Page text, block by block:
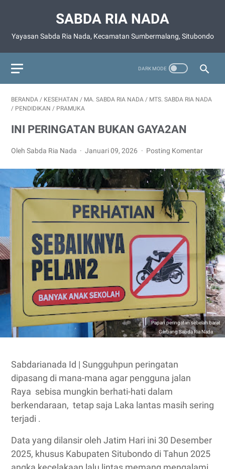
SABDA RIA NADA
Yayasan Sabda Ria Nada, Kecamatan Sumbermalang, Situbondo
BERANDA / KESEHATAN / MA. SABDA RIA NADA / MTS. SABDA RIA NADA
/ PENDIDIKAN / PRAMUKA
INI PERINGATAN BUKAN GAYA2AN
Oleh Sabda Ria Nada Januari 09, 2026 Posting Komentar
Papan peringatan sebelah barat
Gerbang Sabda Ria Nada
Sabdarianada Id | Sungguhpun peringatan
dipasang di mana-mana agar pengguna jalan
Raya sebisa mungkin berhati-hati dalam
berkendaraan, tetap saja Laka lantas masih sering
terjadi .
Data yang dilansir oleh Jatim Hari ini 30 Desember
2025, khusus Kabupaten Situbondo di Tahun 2025